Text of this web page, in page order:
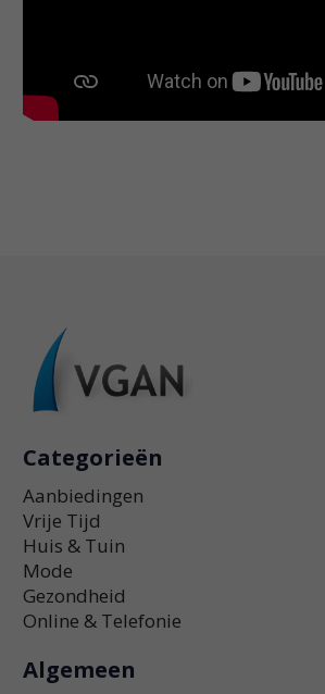
Categorieën
Aanbiedingen
Vrije Tijd
Huis & Tuin
Mode
Gezondheid
Online & Telefonie
Algemeen